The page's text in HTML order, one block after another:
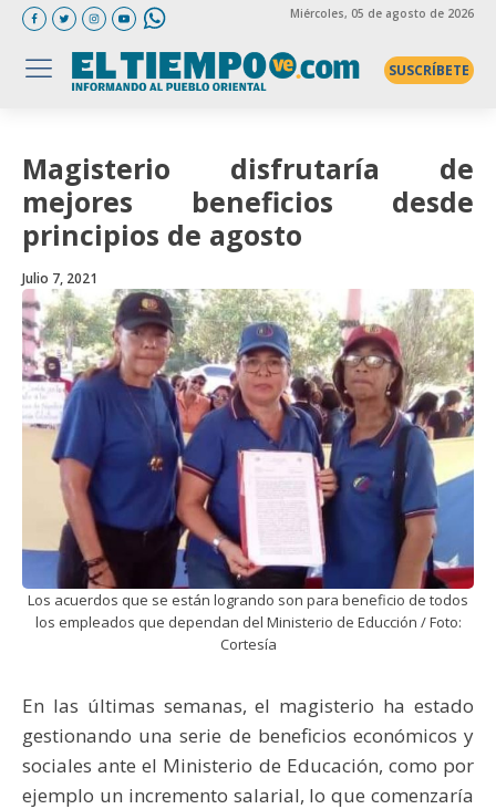
Miércoles, 05 de agosto de 2026
SUSCRÍBETE
Magisterio disfrutaría de
mejores beneficios desde
principios de agosto
Julio 7, 2021
Los acuerdos que se están logrando son para beneficio de todos
los empleados que dependan del Ministerio de Educción / Foto:
Cortesía
En las últimas semanas, el magisterio ha estado
gestionando una serie de beneficios económicos y
sociales ante el Ministerio de Educación, como por
ejemplo un incremento salarial, lo que comenzaría